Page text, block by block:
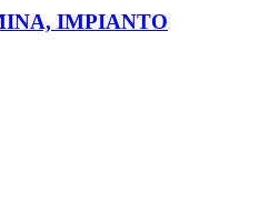
IMPIANTO